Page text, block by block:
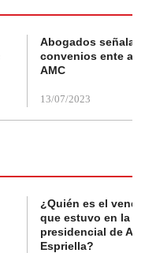
Abogados
convenios ente
AMC
13/07/2023
¿Quién es el
que estuvo en la
presidencial de
Espriella?